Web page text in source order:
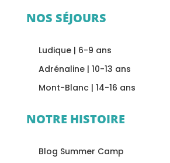
NOS SÉJOURS
Ludique | 6-9 ans
Adrénaline | 10-13 ans
Mont-Blanc | 14-16 ans
NOTRE HISTOIRE
Blog Summer Camp